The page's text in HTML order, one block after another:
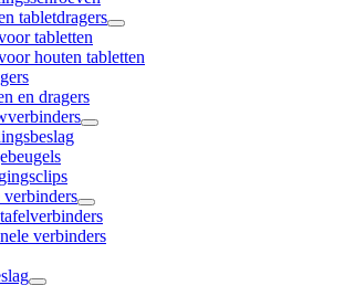
tabletdragers
tabletten
houten tabletten
en dragers
verbinders